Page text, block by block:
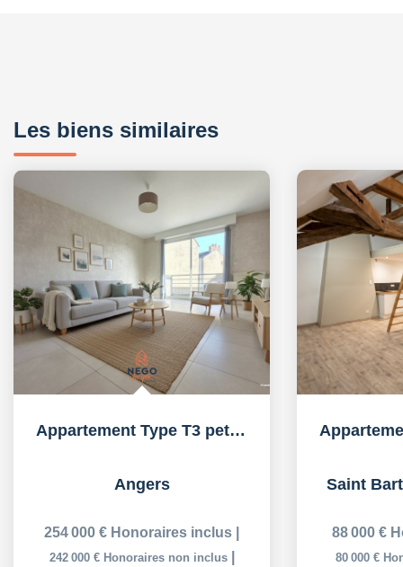
Les biens similaires
Appartement Type T3 petite copro avec Stationnement
Angers
254 000 € Honoraires inclus
242 000 € Honoraires non inclus
Saint
88 000 €
80 000 €